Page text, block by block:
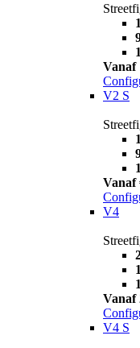
Vanaf
V2 S
Vanaf
V4
Vanaf
V4 S